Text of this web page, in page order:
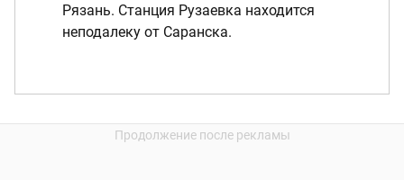
Рязань. Станция Рузаевка находится
неподалеку от Саранска.